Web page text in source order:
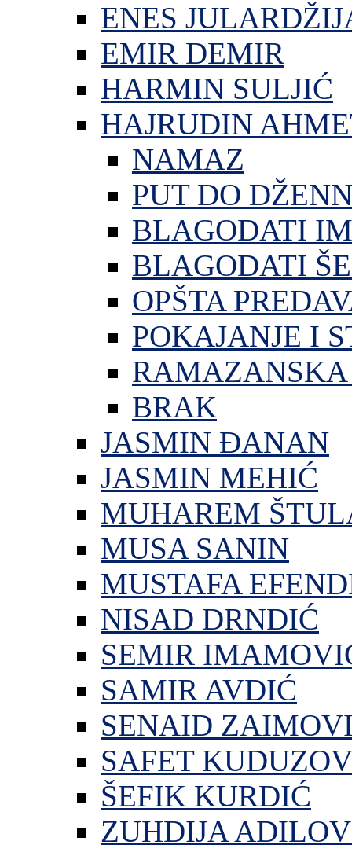
ENES
EMIR DEMIR
HARMIN SULJIĆ
HAJRUDIN
NAMAZ
PUT DO
BLAGODATI
BLAGODATI
OPŠTA
POKAJANJE I
RAMAZANSKA
BRAK
JASMIN ĐANAN
JASMIN MEHIĆ
MUHAREM
MUSA SANIN
MUSTAFA
NISAD DRNDIĆ
SEMIR
SAMIR AVDIĆ
SENAID
SAFET
ŠEFIK KURDIĆ
ZUHDIJA